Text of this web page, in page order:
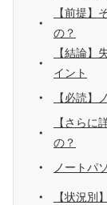
【前提】
の？
【結論】
イント
【必読】
【さらに
の？
ノートパ
【状況別